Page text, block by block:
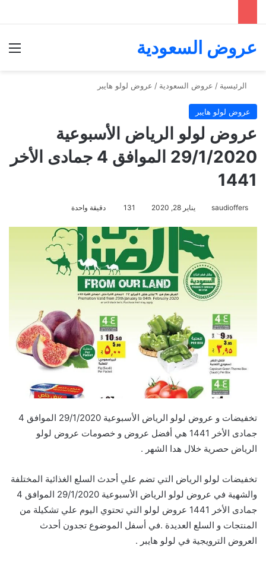
عروض السعودية
الرئيسية / عروض السعودية / عروض لولو هايبر
عروض لولو هايبر
عروض لولو الرياض الأسبوعية
29/1/2020 الموافق 4 جمادى الأخر
1441
saudioffers يناير 28, 2020 131 دقيقة واحدة
تخفيضات و عروض لولو الرياض الأسبوعية 29/1/2020 الموافق 4
جمادى الأخر 1441 هي أفضل عروض و خصومات عروض لولو
الرياض حصرية خلال هدا الشهر .
تخفيضات لولو الرياض التي تضم علي أحدث السلع الغذائية المختلفة
والشهية في عروض لولو الرياض الأسبوعية 29/1/2020 الموافق 4
جمادى الأخر 1441 عروض لولو التي تحتوي اليوم علي تشكيلة من
المنتجات و السلع العديدة .في أسفل الموضوع تجدون أحدث
العروض الترويجية في لولو هايبر .